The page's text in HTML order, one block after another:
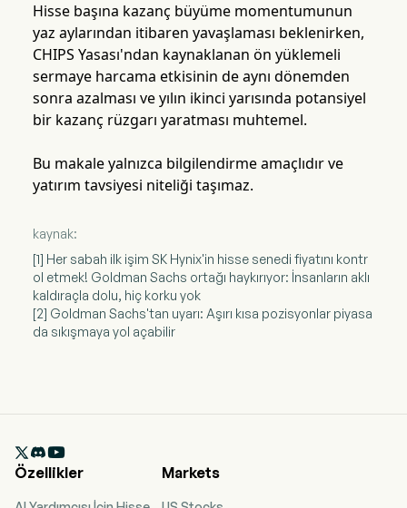
Hisse başına kazanç büyüme momentumunun
yaz aylarından itibaren yavaşlaması beklenirken,
CHIPS Yasası'ndan kaynaklanan ön yüklemeli
sermaye harcama etkisinin de aynı dönemden
sonra azalması ve yılın ikinci yarısında potansiyel
bir kazanç rüzgarı yaratması muhtemel.
Bu makale yalnızca bilgilendirme amaçlıdır ve
yatırım tavsiyesi niteliği taşımaz.
kaynak:
[1] Her sabah ilk işim SK Hynix'in hisse senedi fiyatını kontr
ol etmek! Goldman Sachs ortağı haykırıyor: İnsanların aklı
kaldıraçla dolu, hiç korku yok
[2] Goldman Sachs'tan uyarı: Aşırı kısa pozisyonlar piyasa
da sıkışmaya yol açabilir

Özellikler
Markets